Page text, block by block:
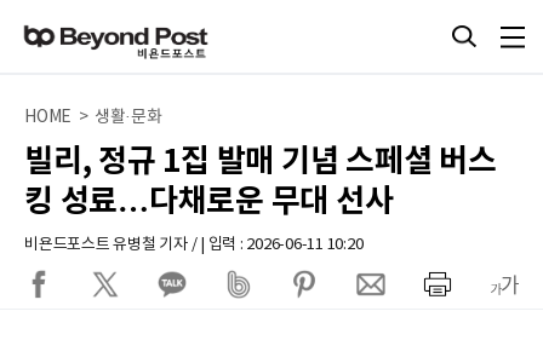
HOME > 생활·문화
빌리, 정규 1집 발매 기념 스페셜 버스
킹 성료…다채로운 무대 선사
비욘드포스트 유병철 기자 / | 입력 : 2026-06-11 10:20